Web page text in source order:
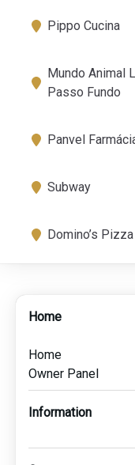
Pippo Cucina
Mundo Animal
Passo Fundo
Panvel
Subway
Domino’s Pizza
Home
Home
Owner Panel
Information